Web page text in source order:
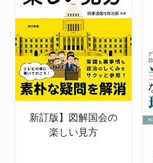
新訂版】図解国会の
楽しい見方